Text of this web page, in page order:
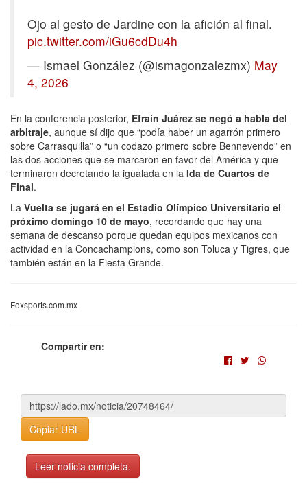
Ojo al gesto de Jardine con la afición al final.
pic.twitter.com/iGu6cdDu4h
— Ismael González (@ismagonzalezmx) May
4, 2026
En la conferencia posterior, Efraín Juárez se negó a habla del
arbitraje, aunque sí dijo que “podía haber un agarrón primero
sobre Carrasquilla” o “un codazo primero sobre Bennevendo” en
las dos acciones que se marcaron en favor del América y que
terminaron decretando la igualada en la Ida de Cuartos de
Final.
La Vuelta se jugará en el Estadio Olímpico Universitario el
próximo domingo 10 de mayo, recordando que hay una
semana de descanso porque quedan equipos mexicanos con
actividad en la Concachampions, como son Toluca y Tigres, que
también están en la Fiesta Grande.
Foxsports.com.mx
Compartir en:
Copiar URL
Leer noticia completa.